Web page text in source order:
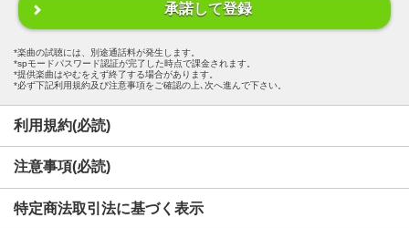
承諾して登録
楽曲の試聴には、別途通話料が発生します。
spモードパスワード認証が完了した時点で課金されます。
提供楽曲はやむをえず終了する場合があります。
必ず下記利用規約及び注意事項をご確認の上､次へ進んで下さい。
利用規約(必読)
注意事項(必読)
特定商法取引法に基づく表示